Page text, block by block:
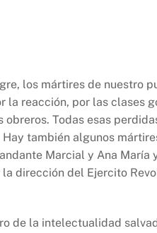
los mártires de nuestro
la reacción, por las clases
Todas esas
también algunos
Marcial y Ana María
dirección del Ejercito
de la intelectualidad